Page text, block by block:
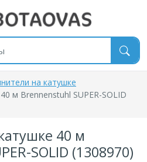
на катушке
м Brennenstuhl SUPER-SOLID
40 м
SOLID (1308970)